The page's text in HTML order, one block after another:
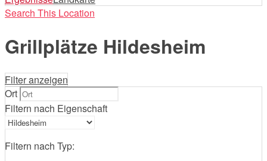
Search This Location
Grillplätze Hildesheim
Filter anzeigen
Ort
Filtern nach Eigenschaft
Filtern nach Typ: